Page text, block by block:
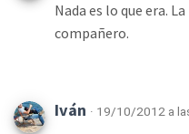
Nada es lo que era.
compañero.
Iván · 19/10/2012 a